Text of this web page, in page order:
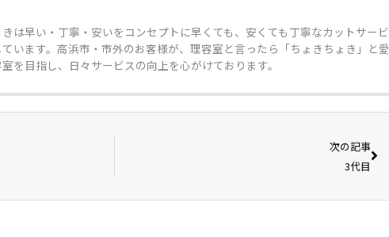
は早い・丁寧・安いをコンセプトに早くても、安くても丁寧なカットサービ
います。高浜市・市外のお客様が、理容室と言ったら「ちょきちょき」と愛
を目指し、日々サービスの向上を心がけております。
次の記事
3代目